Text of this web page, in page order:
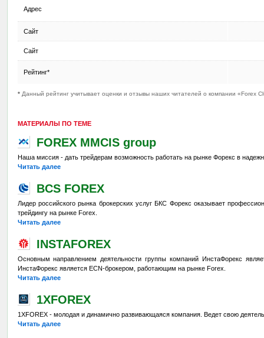
Адрес
Сайт
Сайт
Рейтинг*
*Данный рейтинг учитывает оценки и отзывы наших читателей о компании «Forex
МАТЕРИАЛЫ ПО ТЕМЕ
FOREX MMCIS group
Наша миссия - дать трейдерам возможность работать на рынке Форекс в
Читать далее
BCS FOREX
Лидер российского рынка брокерских услуг БКС Форекс оказывает
трейдингу на рынке Forex.
Читать далее
INSTAFOREX
Основным направлением деятельности группы компаний ИнстаФорекс
ИнстаФорекс является ECN-брокером, работающим на рынке Forex.
Читать далее
1XFOREX
1XFOREX - молодая и динамично развивающаяся компания. Ведет свою
Читать далее